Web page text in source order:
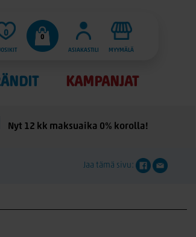
0
0
ASIAKASTILI
MYYMÄLÄ
KAMPANJAT
Nyt 12 kk maksuaika 0% korolla!
Jaa tämä sivu: